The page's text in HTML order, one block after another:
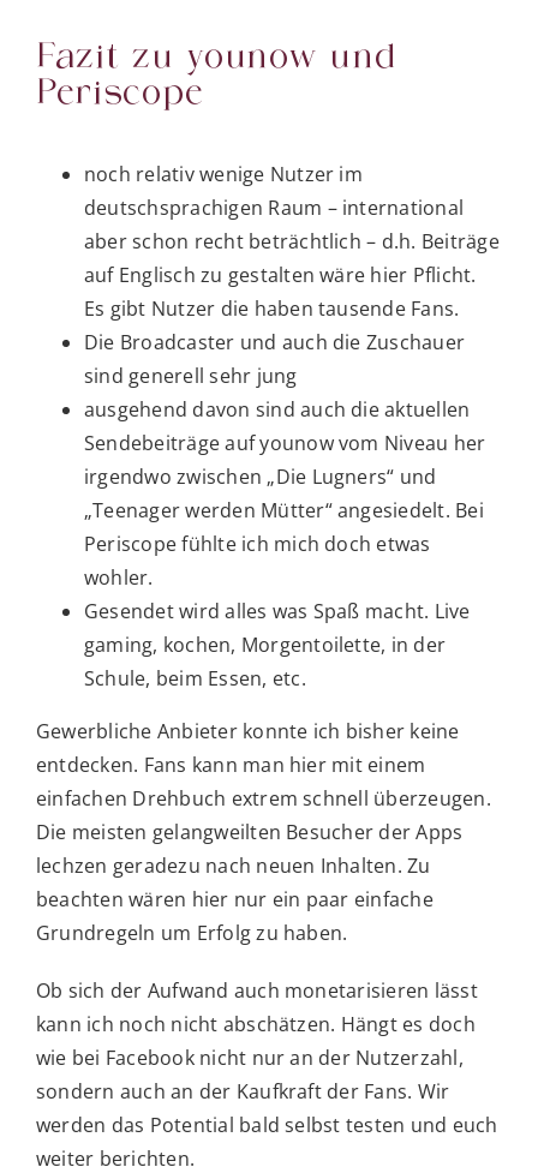
Fazit zu younow und
Periscope
noch relativ wenige Nutzer im
deutschsprachigen Raum – international
aber schon recht beträchtlich – d.h. Beiträge
auf Englisch zu gestalten wäre hier Pflicht.
Es gibt Nutzer die haben tausende Fans.
Die Broadcaster und auch die Zuschauer
sind generell sehr jung
ausgehend davon sind auch die aktuellen
Sendebeiträge auf younow vom Niveau her
irgendwo zwischen „Die Lugners“ und
„Teenager werden Mütter“ angesiedelt. Bei
Periscope fühlte ich mich doch etwas
wohler.
Gesendet wird alles was Spaß macht. Live
gaming, kochen, Morgentoilette, in der
Schule, beim Essen, etc.
Gewerbliche Anbieter konnte ich bisher keine
entdecken. Fans kann man hier mit einem
einfachen Drehbuch extrem schnell überzeugen.
Die meisten gelangweilten Besucher der Apps
lechzen geradezu nach neuen Inhalten. Zu
beachten wären hier nur ein paar einfache
Grundregeln um Erfolg zu haben.
Ob sich der Aufwand auch monetarisieren lässt
kann ich noch nicht abschätzen. Hängt es doch
wie bei Facebook nicht nur an der Nutzerzahl,
sondern auch an der Kaufkraft der Fans. Wir
werden das Potential bald selbst testen und euch
weiter berichten.